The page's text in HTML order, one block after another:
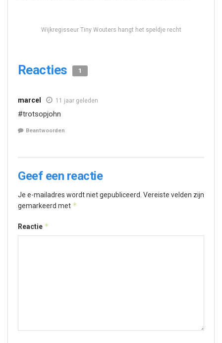
Wijkregisseur Tiny Wouters hangt het speldje recht
Reacties 1
marcel 11 jaar geleden
#trotsopjohn
Beantwoorden
Geef een reactie
Je e-mailadres wordt niet gepubliceerd. Vereiste velden zijn
gemarkeerd met *
Reactie *